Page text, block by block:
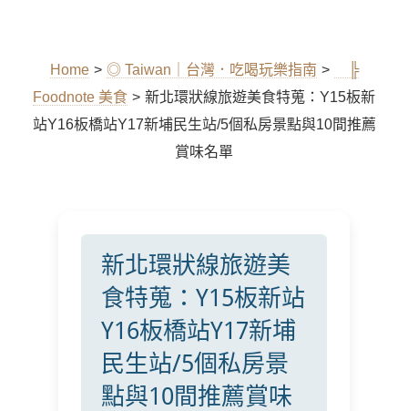
Home > ◎ Taiwan｜台灣．吃喝玩樂指南 >
╠
Foodnote 美食 > 新北環狀線旅遊美食特蒐：Y15板新
站Y16板橋站Y17新埔民生站/5個私房景點與10間推薦
賞味名單
新北環狀線旅遊美
食特蒐：Y15板新站
Y16板橋站Y17新埔
民生站/5個私房景
點與10間推薦賞味